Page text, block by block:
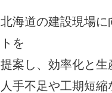
北海道の建設現場
トを
提案し、効率化と生
人手不足や工期短